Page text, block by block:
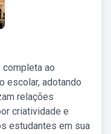
completa ao
escolar, adotando
relações
criatividade e
estudantes em sua